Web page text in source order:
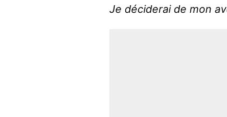
Je déciderai de mon